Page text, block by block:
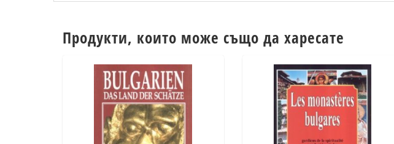
Продукти, които може също да харесате